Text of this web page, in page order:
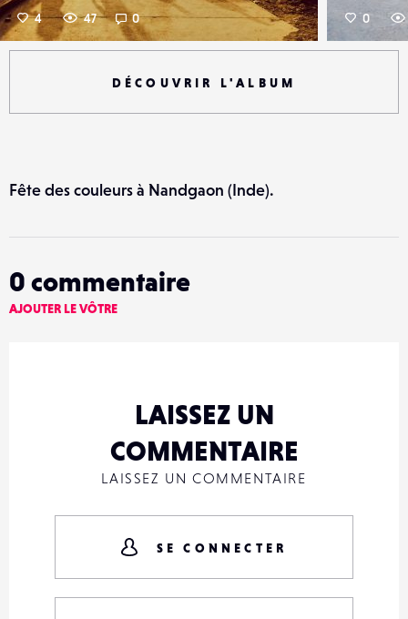
4 47 0 0
DÉCOUVRIR L'ALBUM
Fête des couleurs à Nandgaon (Inde).
0 commentaire
AJOUTER LE VÔTRE
LAISSEZ UN
COMMENTAIRE
LAISSEZ UN COMMENTAIRE
SE CONNECTER